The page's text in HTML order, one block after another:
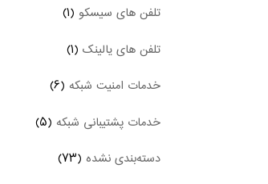
تلفن های سیسکو (۱)
تلفن های یالینک (۱)
خدمات امنیت شبکه (۶)
خدمات پشتیبانی شبکه (۵)
دسته‌بندی نشده (۷۳)